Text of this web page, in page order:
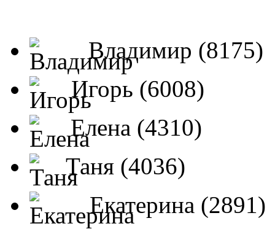
Владимир (8175)
Игорь (6008)
Елена (4310)
Таня (4036)
Екатерина (2891)